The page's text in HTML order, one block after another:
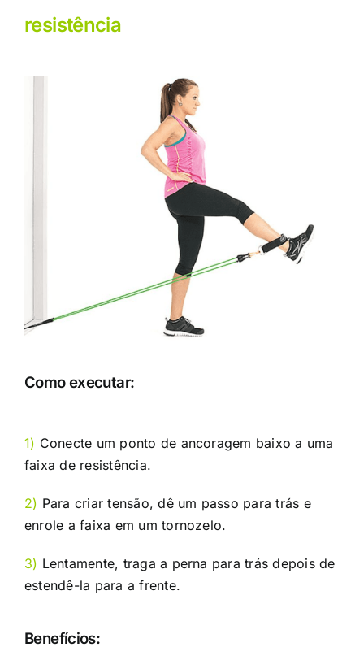
resistência
Como executar:
1) Conecte um ponto de ancoragem baixo a uma
faixa de resistência.
2) Para criar tensão, dê um passo para trás e
enrole a faixa em um tornozelo.
3) Lentamente, traga a perna para trás depois de
estendê-la para a frente.
Benefícios: